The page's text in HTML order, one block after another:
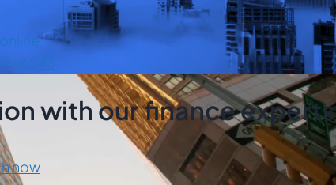
6543
with our finance experts
now